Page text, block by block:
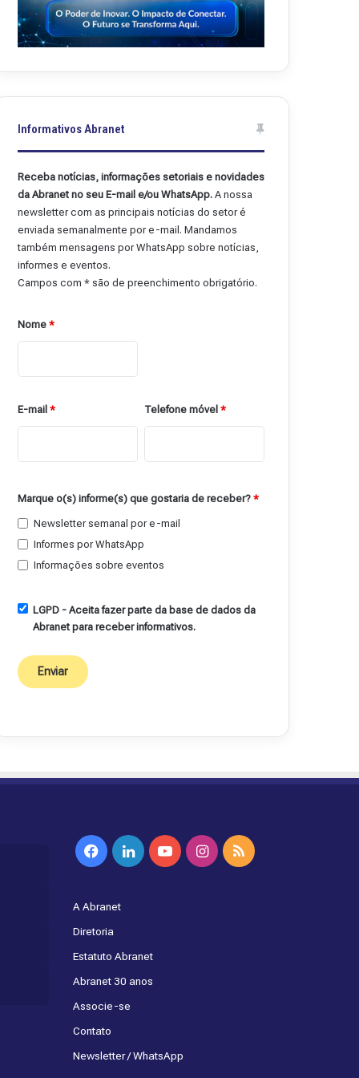
Informativos Abranet
Receba notícias, informações setoriais e novidades
da Abranet no seu E-mail e/ou WhatsApp.A nossa
newsletter com as principais notícias do setor é
enviada semanalmente por e-mail. Mandamos
também mensagens por WhatsApp sobre notícias,
informes e eventos.
Campos com * são de preenchimento obrigatório.
Nome*
E-mail* Telefone móvel *
Marque o(s) informe(s) que gostaria de receber?*
Newsletter semanal por e-mail
Informes por WhatsApp
Informações sobre eventos
LGPD - Aceita fazer parte da base de dados da
Abranet para receber informativos.
FacebookLinkedinYouTubeInstagram
RSS
A Abranet
Diretoria
Estatuto Abranet
Abranet 30 anos
Associe-se
Contato
Newsletter / WhatsApp